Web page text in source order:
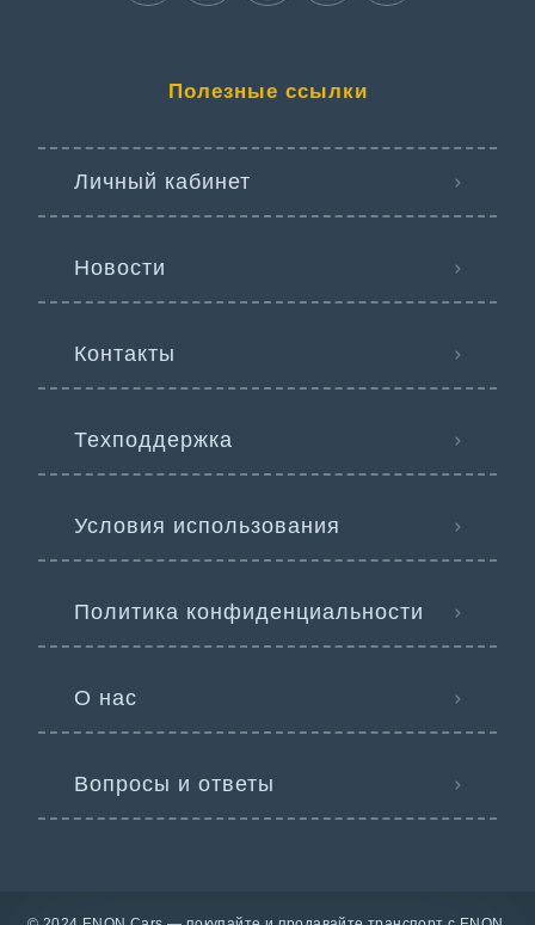
Полезные ссылки
Личный кабинет
Новости
Контакты
Техподдержка
Условия использования
Политика конфиденциальности
О нас
Вопросы и ответы